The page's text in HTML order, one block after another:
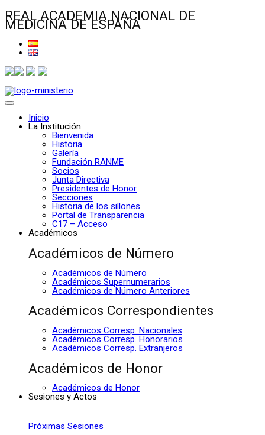
REAL ACADEMIA NACIONAL DE
MEDICINA DE ESPAÑA
Inicio
La Institución
Bienvenida
Historia
Galería
Fundación RANME
Socios
Junta Directiva
Presidentes de Honor
Secciones
Historia de los sillones
Portal de Transparencia
C17 – Acceso
Académicos
Académicos de Número
Académicos de Número
Académicos Supernumerarios
Académicos de Número Anteriores
Académicos Correspondientes
Académicos Corresp. Nacionales
Académicos Corresp. Honorarios
Académicos Corresp. Extranjeros
Académicos de Honor
Académicos de Honor
Sesiones y Actos
Próximas Sesiones